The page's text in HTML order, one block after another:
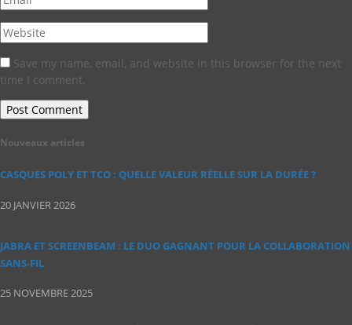
Save my name, email, and website in this browser for the next
time I comment.
Nouveaux articles
CASQUES POLY ET TCO : QUELLE VALEUR RÉELLE SUR LA DURÉE ?
20 JANVIER 2026
JABRA ET SCREENBEAM : LE DUO GAGNANT POUR LA COLLABORATION
SANS‑FIL
25 NOVEMBRE 2025